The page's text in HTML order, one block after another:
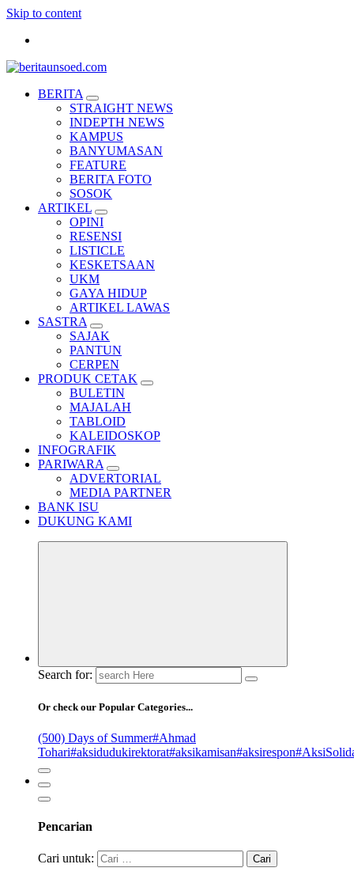
Skip to content
Pemandu Wawasan Almamater
BERITA
STRAIGHT NEWS
INDEPTH NEWS
KAMPUS
BANYUMASAN
FEATURE
BERITA FOTO
SOSOK
ARTIKEL
OPINI
RESENSI
LISTICLE
KESKETSAAN
UKM
GAYA HIDUP
ARTIKEL LAWAS
SASTRA
SAJAK
PANTUN
CERPEN
PRODUK CETAK
BULETIN
MAJALAH
TABLOID
KALEIDOSKOP
INFOGRAFIK
PARIWARA
ADVERTORIAL
MEDIA PARTNER
BANK ISU
DUKUNG KAMI
Search for:
Or check our Popular Categories...
(500) Days of Summer#Ahmad
Tohari#aksidudukirektorat#aksikamisan#aksirespon
Pencarian
Cari untuk: